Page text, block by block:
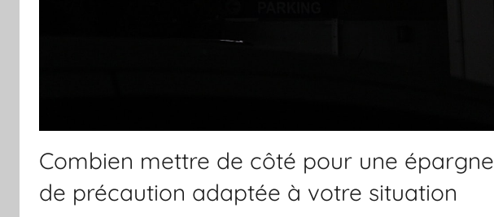
Combien mettre de côté pour une épargne
de précaution adaptée à votre situation